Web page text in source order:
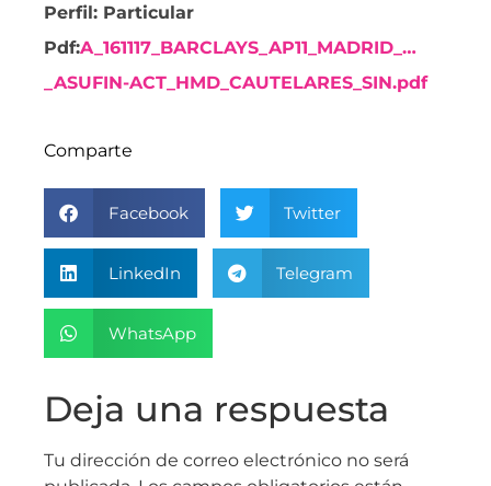
Perfil: Particular
Pdf:A_161117_BARCLAYS_AP11_MADRID_…
_ASUFIN-ACT_HMD_CAUTELARES_SIN.pdf
Comparte
Facebook Twitter
LinkedIn Telegram
WhatsApp
Deja una respuesta
Tu dirección de correo electrónico no será